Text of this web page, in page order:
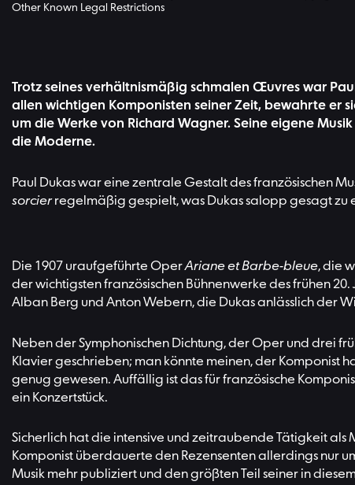
Other Known Legal Restrictions
Trotz seines verhältnismäßig schmalen Œuvres war
allen wichtigen Komponisten seiner Zeit, bewahrte er
um die Werke von Richard Wagner. Seine eigene
die Moderne.
Paul Dukas war eine zentrale Gestalt des französischen
sorcierregelmäßig gespielt, was Dukas salopp gesagt zu
Die 1907 uraufgeführte OperAriane et Barbe-bleue, die
der wichtigsten französischen Bühnenwerke des frühen
Alban Berg und Anton Webern, die Dukas anlässlich der
Neben der Symphonischen Dichtung, der Oper und drei
Klavier geschrieben; man könnte meinen, der Komponist
genug gewesen. Auffällig ist das für französische
ein Konzertstück.
Sicherlich hat die intensive und zeitraubende Tätigkeit als
Komponist überdauerte den Rezensenten allerdings nur
Musik mehr publiziert und den größten Teil seiner in